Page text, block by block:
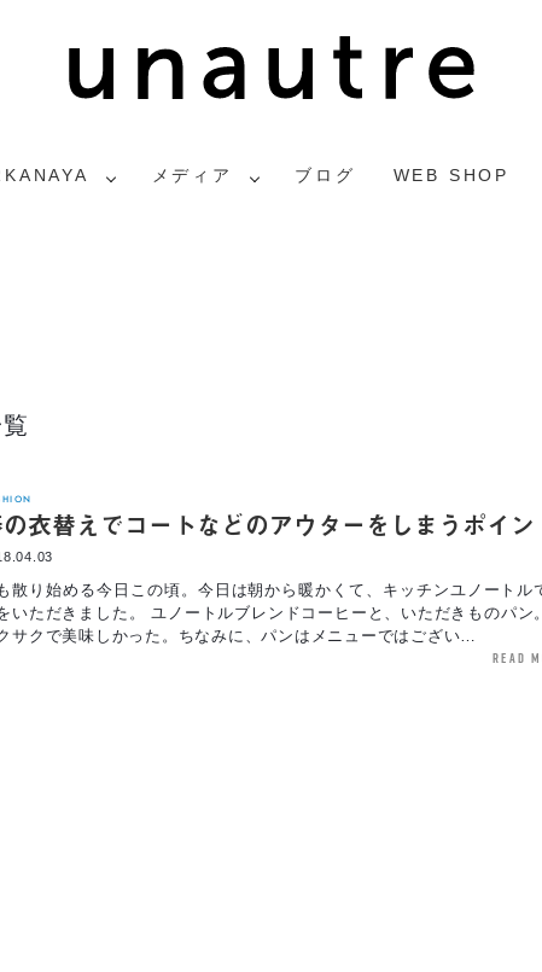
メディア ブログ WEB SHOP
衣替えでコートなどのアウターをしまうポイン
散り始める今日この頃。今日は朝から暖かくて、キッチンユノートル
いただきました。 ユノートルブレンドコーヒーと、いただきものパン
サクで美味しかった。ちなみに、パンはメニューではござい…
read